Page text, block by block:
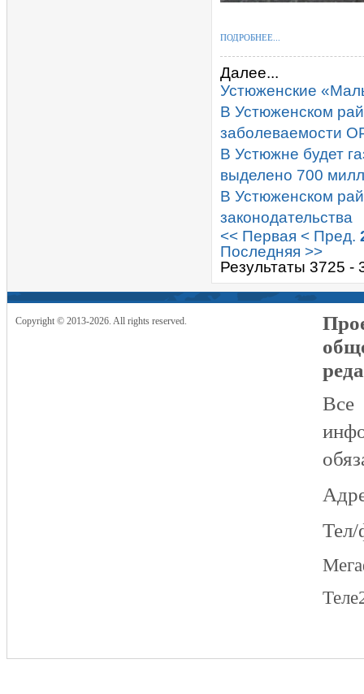
ПОДРОБНЕЕ...
Далее...
Устюженские
В Устюженском
заболеваемости
В Устюжне будет
выделено 700
В Устюженском
законодательства
<< Первая < Пред.
Последняя >>
Результаты 3725 -
Copyright © 2013-2026. All rights reserved.